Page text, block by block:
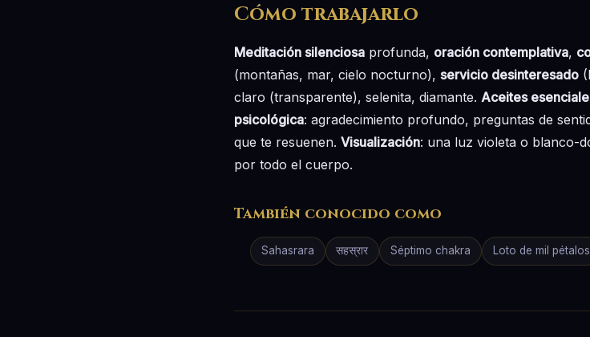
Cómo trabajarlo
Meditación silenciosa profunda, oración contemplativa,
(montañas, mar, cielo nocturno), servicio desinteresado
claro (transparente), selenita, diamante. Aceites
psicológica: agradecimiento profundo, preguntas de
que te resuenen. Visualización: una luz violeta o blanco-
por todo el cuerpo.
También conocido como
Sahasrara सहस्रार Séptimo chakra Loto de mil pétalos